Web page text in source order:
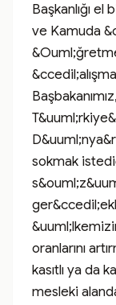
Başkanlığı
ve Kamuda
sokmak
oranlarını
kasıtlı ya da
mesleki